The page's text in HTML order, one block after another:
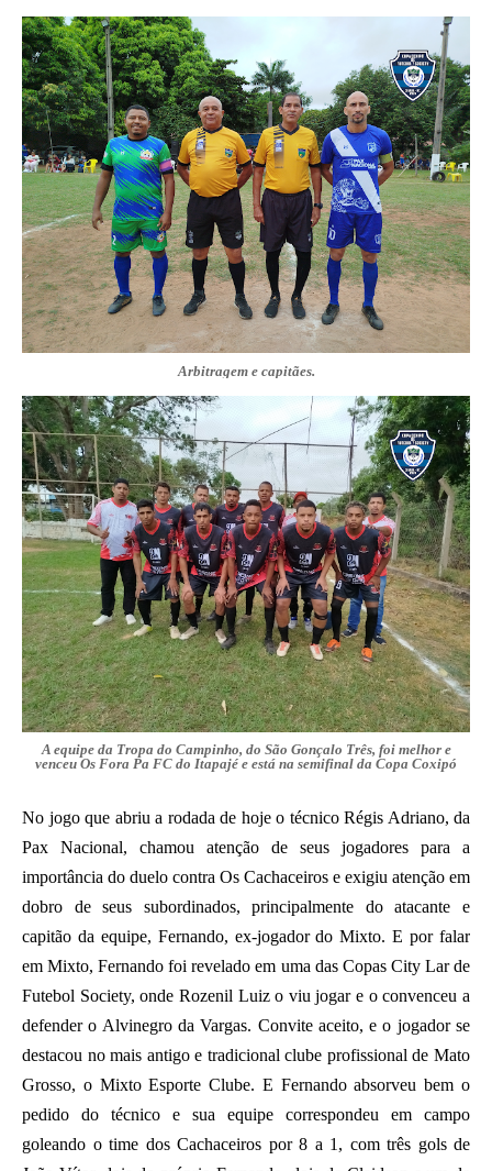
Arbitragem e capitães.
A equipe da Tropa do Campinho, do São Gonçalo Três, foi melhor e
venceu Os Fora Pa FC do Itapajé e está na semifinal da Copa Coxipó
No jogo que abriu a rodada de hoje o técnico Régis Adriano, da
Pax Nacional, chamou atenção de seus jogadores para a
importância do duelo contra Os Cachaceiros e exigiu atenção em
dobro de seus subordinados, principalmente do atacante e
capitão da equipe, Fernando, ex-jogador do Mixto. E por falar
em Mixto, Fernando foi revelado em uma das Copas City Lar de
Futebol Society, onde Rozenil Luiz o viu jogar e o convenceu a
defender o Alvinegro da Vargas. Convite aceito, e o jogador se
destacou no mais antigo e tradicional clube profissional de Mato
Grosso, o Mixto Esporte Clube. E Fernando absorveu bem o
pedido do técnico e sua equipe correspondeu em campo
goleando o time dos Cachaceiros por 8 a 1, com três gols de